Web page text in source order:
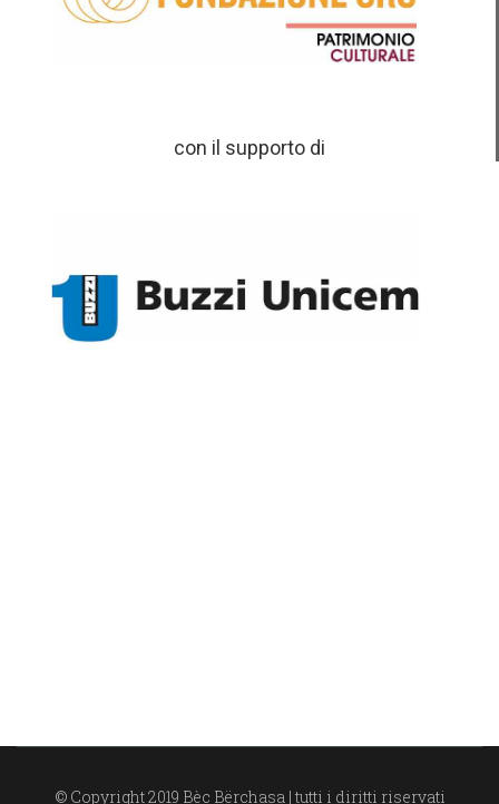
con il supporto di
© Copyright 2019 Bèc Bërchasa | tutti i diritti riservati